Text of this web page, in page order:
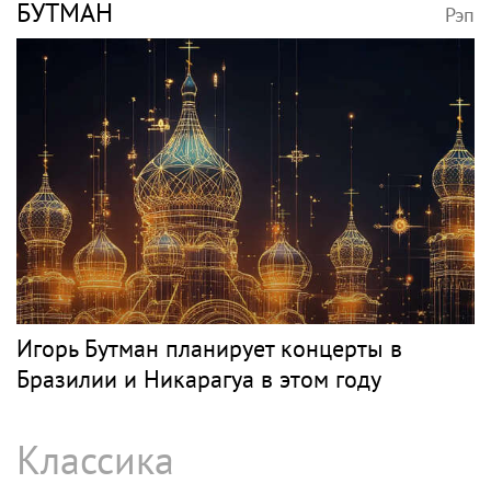
БУТМАН Рэп
Игорь Бутман планирует концерты в
Бразилии и Никарагуа в этом году
Классика